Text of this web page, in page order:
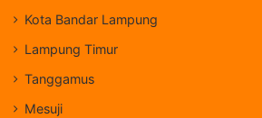
Kota Bandar Lampung
Lampung Timur
Tanggamus
Mesuji